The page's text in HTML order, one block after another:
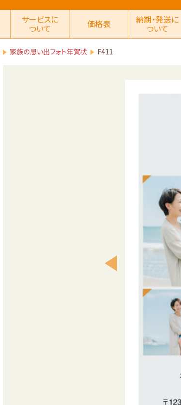
サービスに
ついて 価格表 納期・発送に
ついて
家族の思い出フォト年賀状 F411